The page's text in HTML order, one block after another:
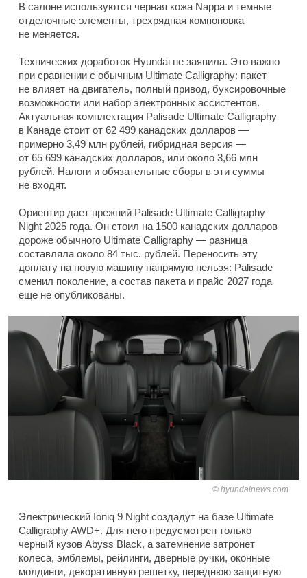
В салоне используются черная кожа Nappa и темные
отделочные элементы, трехрядная компоновка
не меняется.
Технических доработок Hyundai не заявила. Это важно
при сравнении с обычным Ultimate Calligraphy: пакет
не влияет на двигатель, полный привод, буксировочные
возможности или набор электронных ассистентов.
Актуальная комплектация Palisade Ultimate Calligraphy
в Канаде стоит от 62 499 канадских долларов —
примерно 3,49 млн рублей, гибридная версия —
от 65 699 канадских долларов, или около 3,66 млн
рублей. Налоги и обязательные сборы в эти суммы
не входят.
Ориентир дает прежний Palisade Ultimate Calligraphy
Night 2025 года. Он стоил на 1500 канадских долларов
дороже обычного Ultimate Calligraphy — разница
составляла около 84 тыс. рублей. Переносить эту
доплату на новую машину напрямую нельзя: Palisade
сменил поколение, а состав пакета и прайс 2027 года
еще не опубликованы.
hyundainews.com
Электрический Ioniq 9 Night создадут на базе Ultimate
Calligraphy AWD+. Для него предусмотрен только
черный кузов Abyss Black, а затемнение затронет
колеса, эмблемы, рейлинги, дверные ручки, оконные
молдинги, декоративную решетку, переднюю защитную